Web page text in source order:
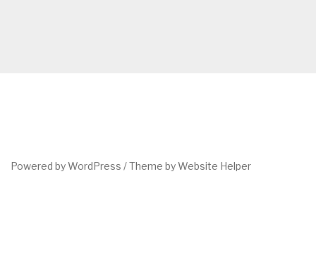
Powered by WordPress /Theme by Website Helper